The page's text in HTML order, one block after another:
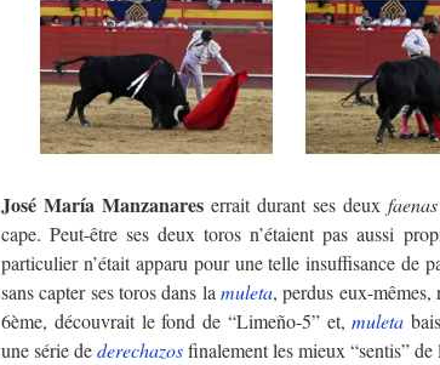
José María Manzanares errait durant ses deux
cape. Peut-être ses deux toros n’étaient pas aussi
particulier n’était apparu pour une telle insuffisance de
sans capter ses toros dans lamuleta, perdus eux-mêmes,
6ème, découvrait le fond de “Limeño-5” et,muleta
une série dederechazosfinalement les mieux “sentis” de